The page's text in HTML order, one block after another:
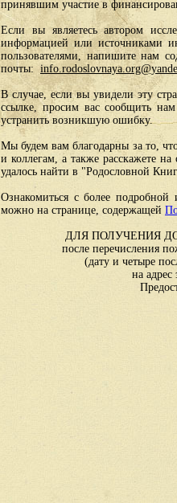
принявшим участие в
Если вы являетесь автором
информацией или источниками
пользователями, напишите нам
почты:
В случае, если вы увидели эту
ссылке, просим вас сообщить
устранить возникшую ошибку.
Мы будем вам благодарны за то,
и коллегам, а также расскажете на
удалось найти в "Родословной
Ознакомиться с более
можно на странице, содержащей
ДЛЯ ПОЛУЧЕНИЯ
после перечисления
(дату и четыре
на адрес